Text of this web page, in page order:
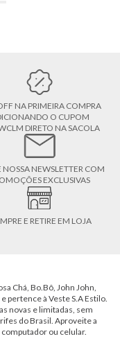
NA PRIMEIRA COMPRA
O CUPOM
DIRETO NA SACOLA
NOSSA NEWSLETTER COM
EXCLUSIVAS
E RETIRE EM LOJA
Chá, Bo.Bô, John John,
pertence à Veste S.A Estilo.
novas e limitadas, sem
do Brasil. Aproveite a
ou celular.